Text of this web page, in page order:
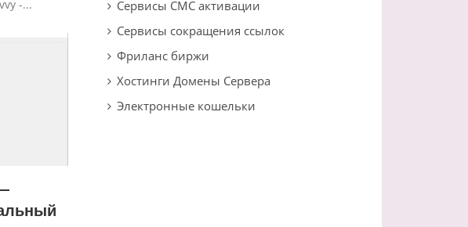
-...
Сервисы СМС активации
Сервисы сокращения ссылок
Фриланс биржи
Хостинги Домены Сервера
Электронные кошельки